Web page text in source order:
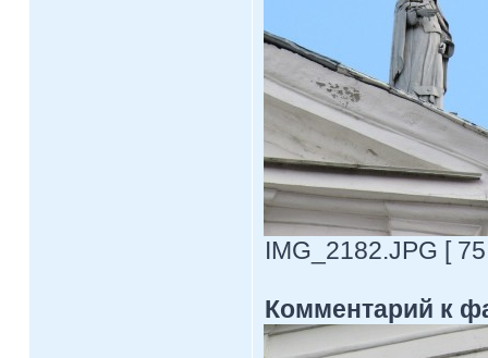
IMG_2182.JPG [
Комментарий к